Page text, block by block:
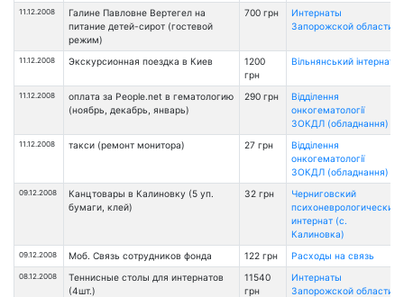
11.12.2008
Галине Павловне Вертегел на
питание детей-сирот (гостевой
режим)
700 грн
Интернаты
Запорожской области
11.12.2008 Экскурсионная поездка в Киев
1200
грн
Вільнянський інтернат
11.12.2008
оплата за People.net в гематологию
(ноябрь, декабрь, январь)
290 грн
Відділення
онкогематології
ЗОКДЛ (обладнання)
11.12.2008 такси (ремонт монитора) 27 грн
Відділення
онкогематології
ЗОКДЛ (обладнання)
09.12.2008
Канцтовары в Калиновку (5 уп.
бумаги, клей)
32 грн
Черниговский
психоневрологический
интернат (с.
Калиновка)
09.12.2008 Моб. Связь сотрудников фонда 122 грн Расходы на связь
08.12.2008
Теннисные столы для интернатов
(4шт.)
11540
грн
Интернаты
Запорожской области